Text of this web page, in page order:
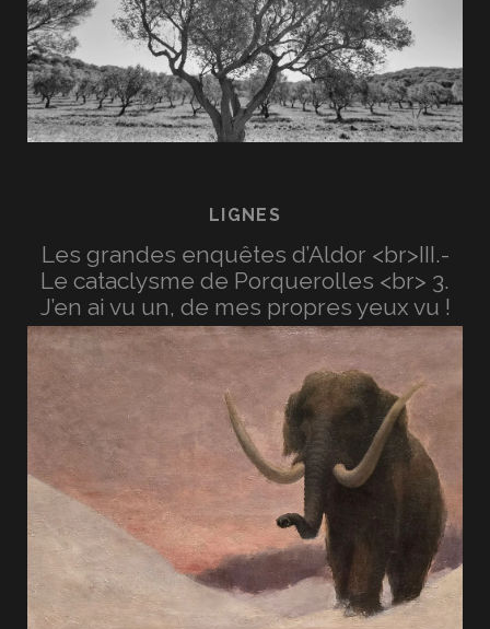
LIGNES
Les grandes enquêtes d’Aldor <br>III.-
Le cataclysme de Porquerolles <br> 3.
J’en ai vu un, de mes propres yeux vu !